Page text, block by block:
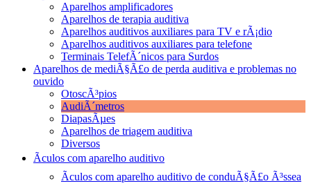
Aparelhos amplificadores
Aparelhos de terapia auditiva
Aparelhos auditivos auxiliares para TV e rÃ¡dio
Aparelhos auditivos auxiliares para telefone
Terminais TelefÃ´nicos para Surdos
Aparelhos de mediÃ§Ã£o de perda auditiva e problemas no
ouvido
OtoscÃ³pios
AudiÃ´metros
DiapasÃµes
Aparelhos de triagem auditiva
Diversos
Ãculos com aparelho auditivo
Ãculos com aparelho auditivo de conduÃ§Ã£o Ã³ssea